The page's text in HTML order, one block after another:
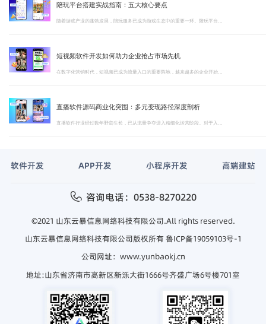
陪玩平台搭建实战指南：五大核心要点
短视频软件开发如何助力企业抢占市场先机
直播软件源码商业化突围：多元变现路径深度剖析
软件开发 APP开发 小程序开发 高端建站
咨询电话：0538-8270220
©2021 山东云暴信息网络科技有限公司.All rights reserved.
山东云暴信息网络科技有限公司版权所有鲁ICP备19059103号-1
公司网址：www.yunbaokj.cn
地址:山东省济南市高新区新泺大街1666号齐盛广场6号楼701室